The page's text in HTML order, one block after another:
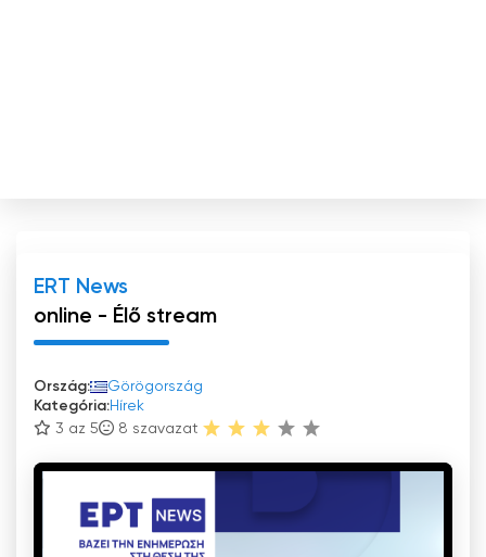
ERT News
online - Élő stream
Ország:
Görögország
Kategória:Hírek
3 az 5
8 szavazat